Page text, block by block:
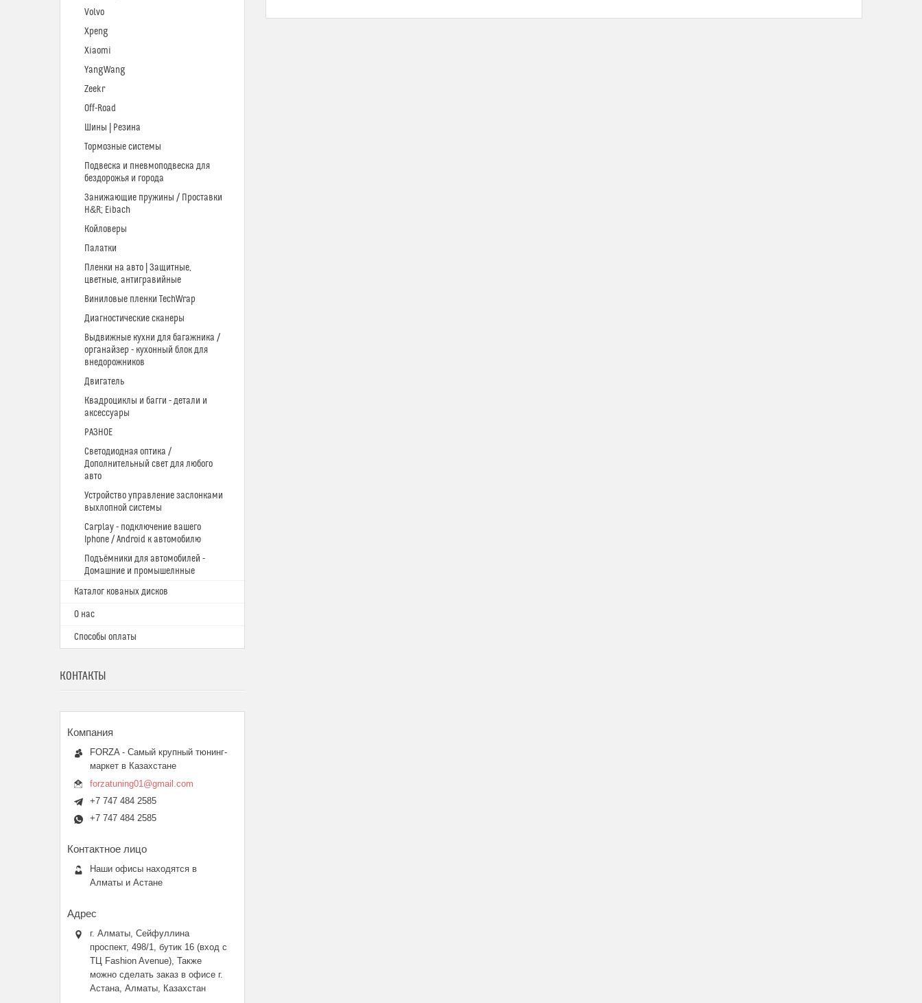
Volvo
Xpeng
Xiaomi
YangWang
Zeekr
Off-Road
Шины | Резина
Тормозные системы
Подвеска и пневмоподвеска для
бездорожья и города
Занижающие пружины / Проставки
H&R; Eibach
Койловеры
Палатки
Пленки на авто | Защитные,
цветные, антигравийные
Виниловые пленки TechWrap
Диагностические сканеры
Выдвижные кухни для багажника /
органайзер - кухонный блок для
внедорожников
Двигатель
Квадроциклы и багги - детали и
аксессуары
РАЗНОЕ
Светодиодная оптика /
Дополнительный свет для любого
авто
Устройство управление заслонками
выхлопной системы
Carplay - подключение вашего
Iphone / Android к автомобилю
Подъёмники для автомобилей -
Домашние и промышелнные
Каталог кованых дисков
О нас
Способы оплаты
КОНТАКТЫ
FORZA - Самый крупный тюнинг-
маркет в Казахстане
forzatuning01@gmail.com
+7 747 484 2585
+7 747 484 2585
Наши офисы находятся в
Алматы и Астане
г. Алматы, Сейфуллина
проспект, 498/1, бутик 16 (вход с
ТЦ Fashion Avenue), Также
можно сделать заказ в офисе г.
Астана, Алматы, Казахстан